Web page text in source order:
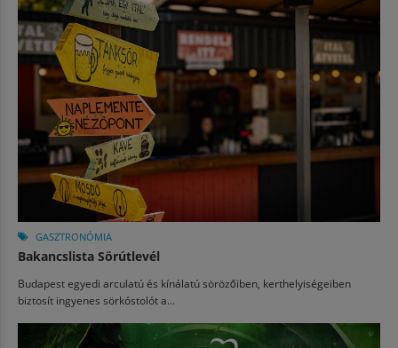
GASZTRONÓMIA
Bakancslista Sörútlevél
Budapest egyedi arculatú és kínálatú sörözőiben, kerthelyiségeiben
biztosít ingyenes sörkóstolót a...